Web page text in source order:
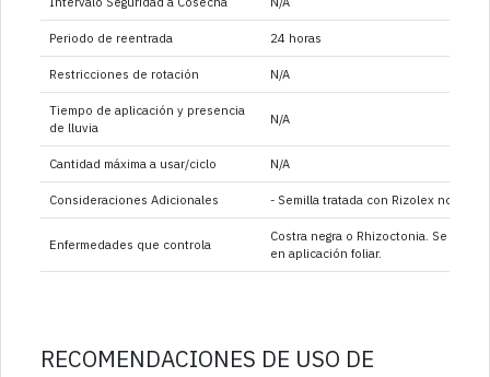
Periodo de reentrada 24 horas
Restricciones de rotación N/A
Tiempo de aplicación y presencia
de lluvia
N/A
Cantidad máxima a usar/ciclo N/A
Consideraciones Adicionales - Semilla tratada con Rizolex no
Enfermedades que controla
Costra negra o Rhizoctonia. Se ha
en aplicación foliar.
RECOMENDACIONES DE USO DE